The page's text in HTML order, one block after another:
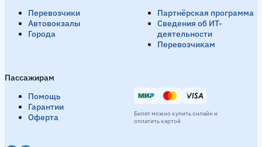
Перевозчики
Автовокзалы
Города
Пассажирам
Помощь
Гарантии
Оферта
Партнёрская программа
Сведения об ИТ-
деятельности
Перевозчикам
Билет можно купить онлайн и
оплатить картой